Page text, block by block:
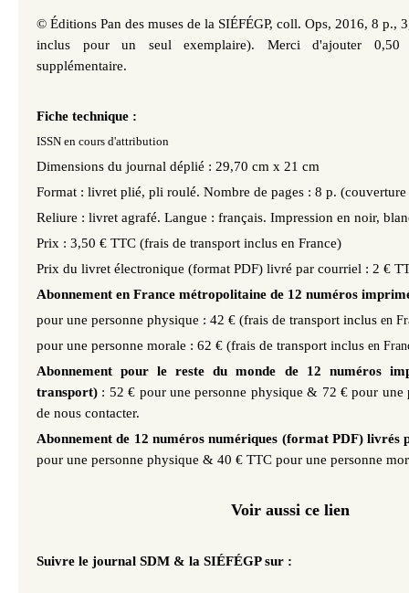
© Éditions Pan des muses de la SIÉFÉGP, coll. Ops, 2016, 8 p.,
inclus pour un seul exemplaire). Merci d'ajouter 0,50
supplémentaire.
Fiche technique :
ISSN en cours d'attribution
Dimensions du journal déplié : 29,70 cm x 21 cm
Format : livret plié, pli roulé. Nombre de pages : 8 p.
Reliure : livret agrafé. Langue : français. Impression en noir,
Prix : 3,50 € TTC (frais de transport inclus en France)
Prix du livret électronique (format PDF) livré par courriel : 2 €
Abonnement en France métropolitaine de 12 numéros
pour une personne physique : 42 € (frais de transport inclus en
pour une personne morale : 62 € (frais de transport inclus en
Abonnement pour le reste du monde de 12 numéros
transport) : 52€ pour une personne physique & 72 € pour une
de nous contacter.
Abonnement de 12 numéros numériques (format PDF) livrés
pour une personne physique & 40 € TTC pour une personne
Voir aussi ce lien
Suivre le journal SDM & la SIÉFÉGP sur :